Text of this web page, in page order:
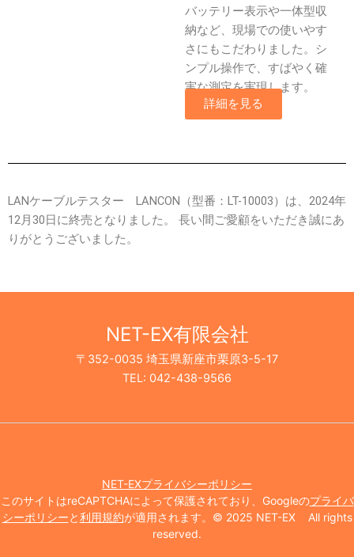
バッテリー表示や一体型収
納など、現場での使いやす
さにもこだわりました。シ
ンプル操作で、すばやく確
実な測定を実現します。
詳細を見る
LANケーブルテスター LANCON（型番：LT-10003）は、2024年
12月30日に終売となりました。 長い間ご愛顧をいただき誠にあ
りがとうございました。
NET-EX有限会社
〒352-0035 埼玉県新座市栗原3-5-17
TEL: 042-438-9566
NET-EXプライバシーポリシー
このサイトはreCAPTCHAによって保護されており、Googleのプライバ
シーポリシーと利用規約が適用されます。© 2025 NET-EX All rights
reserved.